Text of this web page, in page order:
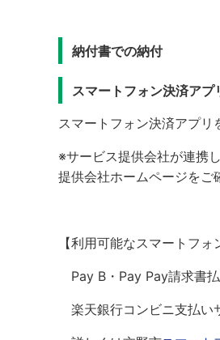
納付書での納付
スマートフォン決済アプ
スマートフォン決済アプリ
※サービス提供会社が連携
提供会社ホームページをご
【利用可能なスマートフォ
Pay B・Pay Pay請求書
楽天銀行コンビニ支払い